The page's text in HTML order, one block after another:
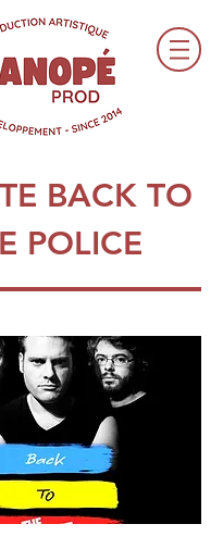
BACK TO
POLICE